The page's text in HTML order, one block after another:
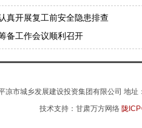
真开展复工前安全隐患排查
备工作会议顺利召开
凉市城乡发展建设投资集团有限公司 地
技术支持：甘肃万方网络 陇